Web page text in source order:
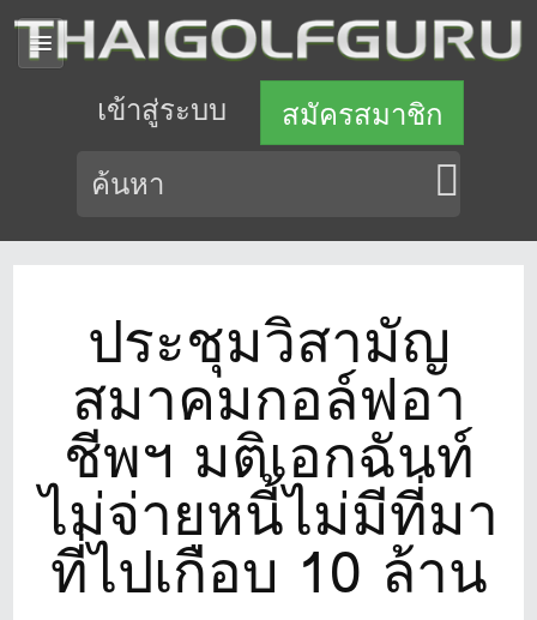
เข้าสู่ระบบ สมัครสมาชิก
ประชุมวิสามัญ
สมาคมกอล์ฟอา
ชีพฯ มติเอกฉันท์
ไม่จ่ายหนี้ไม่มีที่มา
ที่ไปเกือบ 10 ล้าน